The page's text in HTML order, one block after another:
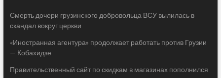
Смерть дочери грузинского добровольца ВСУ вылилась в
скандал вокруг церкви
«Иностранная агентура» продолжает работать против Грузии
— Кобахидзе
Правительственный сайт по скидкам в магазинах пополнился